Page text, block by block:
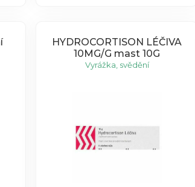
HYDROCORTISON LÉČIVA
10MG/G mast 10G
Vyrážka, svědění